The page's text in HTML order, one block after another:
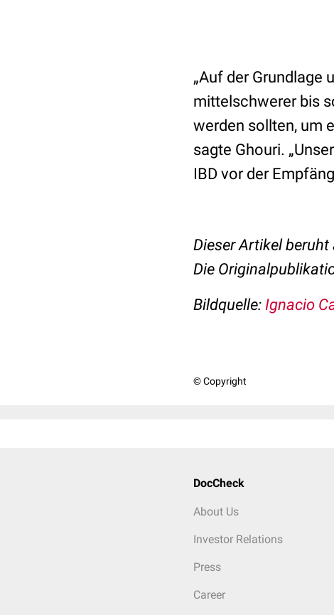
„Auf der Grundlage
mittelschwerer bis
werden sollten, um
sagte Ghouri.
IBD vor der
Dieser Artikel beruht
Die
Bildquelle: Ignacio
© Copyright
DocCheck
About Us
Investor Relations
Press
Career